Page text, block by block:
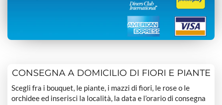
CONSEGNA A DOMICILIO DI FIORI E PIANTE
Scegli fra i bouquet, le piante, i mazzi di fiori, le rose o le
orchidee ed inserisci la località, la data e l’orario di consegna